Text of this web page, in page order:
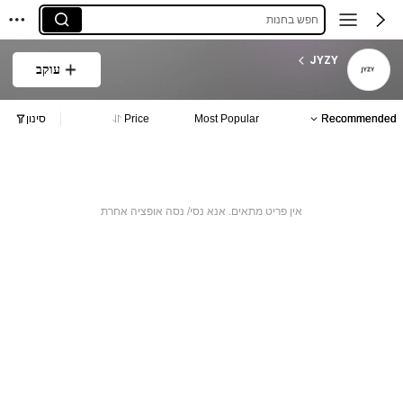
חפש בחנות
JYZY
עוקב
Recommended
Most Popular
Price סינון
אין פריט מתאים. אנא נסי/ נסה אופציה אחרת